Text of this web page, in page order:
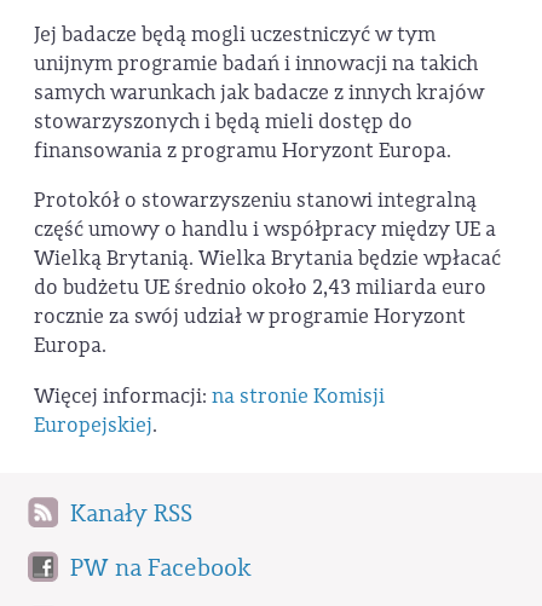
Jej badacze będą mogli uczestniczyć w tym
unijnym programie badań i innowacji na takich
samych warunkach jak badacze z innych krajów
stowarzyszonych i będą mieli dostęp do
finansowania z programu Horyzont Europa.
Protokół o stowarzyszeniu stanowi integralną
część umowy o handlu i współpracy między UE a
Wielką Brytanią. Wielka Brytania będzie wpłacać
do budżetu UE średnio około 2,43 miliarda euro
rocznie za swój udział w programie Horyzont
Europa.
Więcej informacji: na stronie Komisji
Europejskiej.
Kanały RSS
PW na Facebook